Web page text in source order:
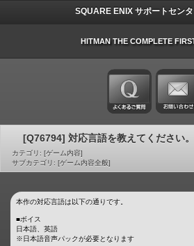
SQUARE ENIX サポートセン
HITMAN THE COMPLETE
[Q76794] 対応言語を教えてください。
カテゴリ: [ゲーム内容]
サブカテゴリ: [ゲーム内容全般]
本作の対応言語は以下の通りです。
■ボイス
日本語、英語
※日本語音声パックが必要となります